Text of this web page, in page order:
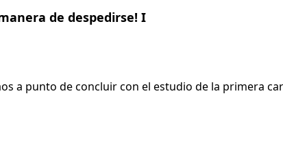
de despedirse! I
a punto de concluir con el estudio de la primera
En este escrito vemos una despedida franca. En lugar de
con una bendicion que termina siendo el punto